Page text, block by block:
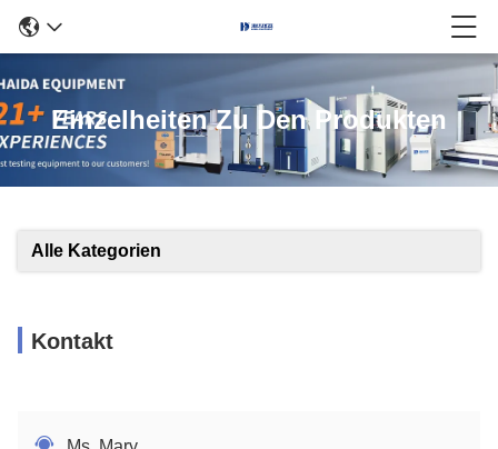
Einzelheiten Zu Den Produkten
Alle Kategorien
Kontakt